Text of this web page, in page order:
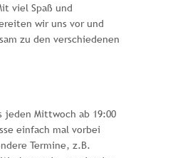
viel Spaß und
wir uns vor und
zu den verschiedenen
jeden Mittwoch ab 19:00
einfach mal vorbei
Termine, z.B.